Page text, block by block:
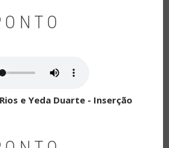
e Yeda Duarte - Inserção